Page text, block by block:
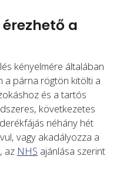
a
kényelmére általában
a párna rögtön kitölti a
és a tartós
következetes
néhány hét
vagy akadályozza a
az NHS ajánlása szerint